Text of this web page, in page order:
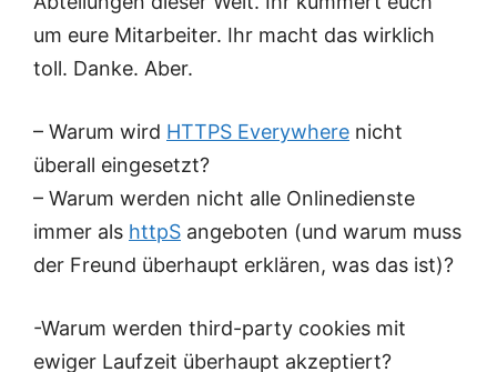
um eure Mitarbeiter. Ihr macht das wirklich
toll. Danke. Aber.
– Warum wird HTTPS Everywhere nicht
überall eingesetzt?
– Warum werden nicht alle Onlinedienste
immer als httpS angeboten (und warum muss
der Freund überhaupt erklären, was das ist)?
-Warum werden third-party cookies mit
ewiger Laufzeit überhaupt akzeptiert?